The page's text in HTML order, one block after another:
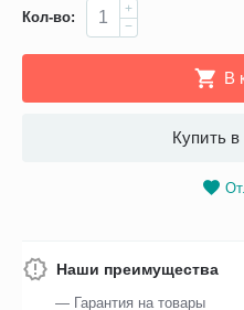
Кол-во:
+
−
В
Купить
Наши преимущества
— Гарантия на товары